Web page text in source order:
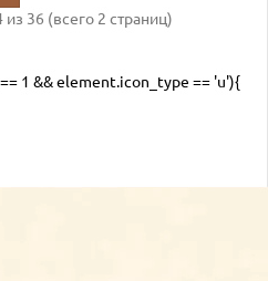
36 (всего 2 страниц)
1 && element.icon_type == 'u'){